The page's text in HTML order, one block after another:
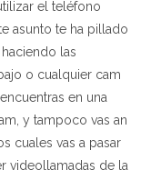
el teléfono
asunto te ha pillado
las
o cualquier cam
en una
y tampoco vas an
cuales vas a pasar
videollamadas de la